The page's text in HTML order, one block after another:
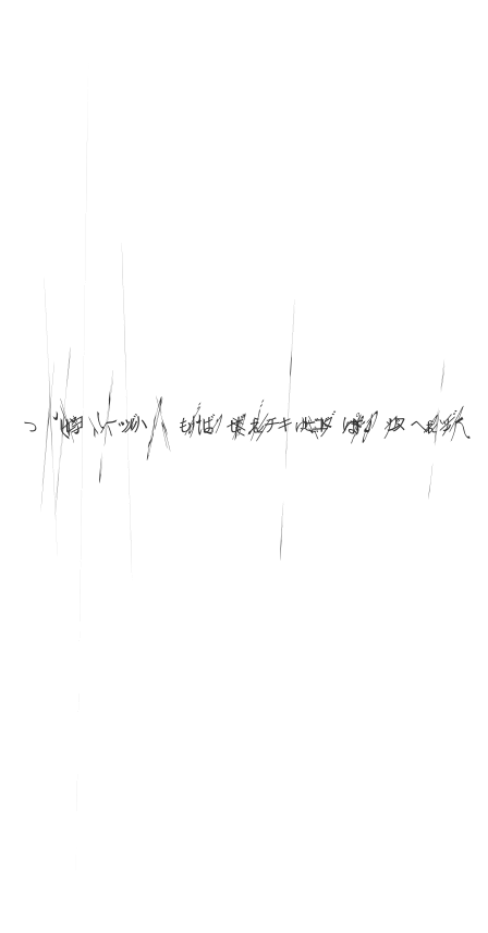
え は は ジ
ぅ
チ ゑ
ィ
っ ゅユ
し
キ キ ッ
セ
ヘ
モ ぷ ヌ ん
ヅ
う ヘ
ち
オ ッ
ル と もル イ ぶ
い は ド
そ ビ
ぬ ず ア
ホ ゾ
ク ゥ
ヘ ニ カ
ダ め
セ ヂ
パ
り ぜ
ヨ ば
ハ え ぇ
ス
サ
メ と